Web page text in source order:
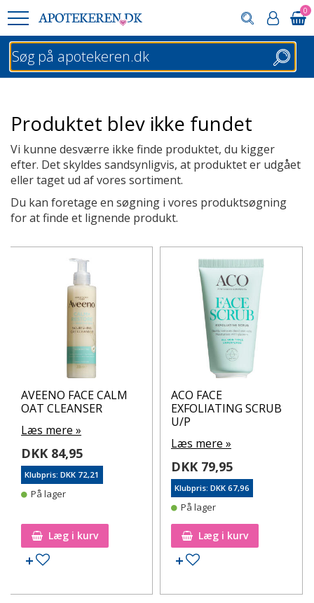
0
Søg
Produktet blev ikke fundet
Vi kunne desværre ikke finde produktet, du kigger
efter. Det skyldes sandsynligvis, at produktet er udgået
eller taget ud af vores sortiment.
Du kan foretage en søgning i vores produktsøgning
for at finde et lignende produkt.
AVEENO FACE CALM
OAT CLEANSER
Læs mere »
DKK 84,95
Klubpris: DKK 72,21
På lager
Læg i kurv
Tilføj til ønskeseddel
ACO FACE
EXFOLIATING SCRUB
U/P
Læs mere »
DKK 79,95
Klubpris: DKK 67,96
På lager
Læg i kurv
Tilføj til ønskeseddel